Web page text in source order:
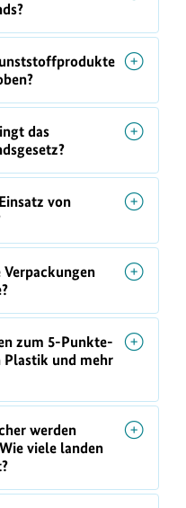
das
von
zum 5-Punkte-
Plastik und mehr
werden
viele landen